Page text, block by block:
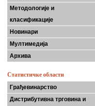
Методологије и
класификације
Новинари
Мултимедија
Архива
Статистичке области
Грађевинарство
Дистрибутивна трговина и